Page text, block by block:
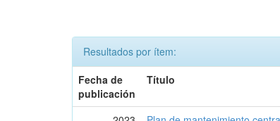
Resultados por ítem:
Fecha de
publicación
Título